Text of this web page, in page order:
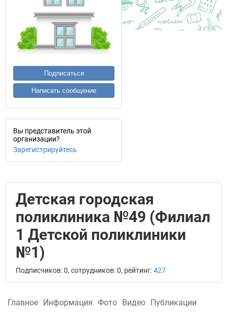
Подписаться
Написать сообщение
Вы представитель этой
организации?
Зарегистрируйтесь
Детская городская
поликлиника №49 (Филиал
1 Детской поликлиники
№1)
Подписчиков: 0, сотрудников: 0, рейтинг:427
Главное Информация Фото Видео Публикации